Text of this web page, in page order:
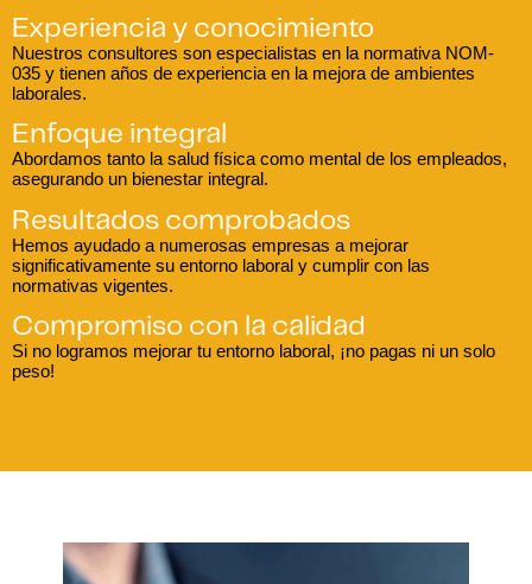
Experiencia y conocimiento
Nuestros consultores son especialistas en la normativa NOM-
035 y tienen años de experiencia en la mejora de ambientes
laborales.
Enfoque integral
Abordamos tanto la salud física como mental de los empleados,
asegurando un bienestar integral.
Resultados comprobados
Hemos ayudado a numerosas empresas a mejorar
significativamente su entorno laboral y cumplir con las
normativas vigentes.
Compromiso con la calidad
Si no logramos mejorar tu entorno laboral, ¡no pagas ni un solo
peso!